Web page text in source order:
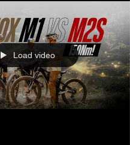
Rundgang über den
zusammen. Was im Video
ist, ist ein 3D-
vermittelt er
was man darüber
wohin sich das Vandal
Das Vandal ist unser
Bi
Load video